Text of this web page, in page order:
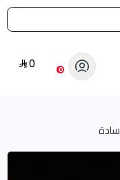
حرارية 0
0